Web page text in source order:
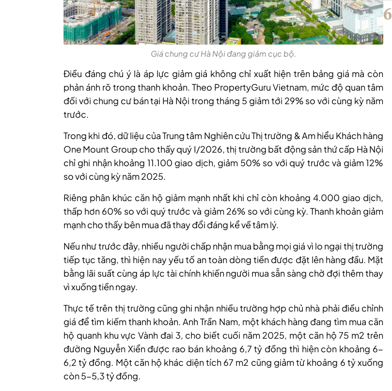
Giá chung cư Hà Nội đang giảm cục bộ.
Điều đáng chú ý là áp lực giảm giá không chỉ xuất hiện trên bảng giá mà còn
phản ánh rõ trong thanh khoản. Theo PropertyGuru Vietnam, mức độ quan tâm
đối với chung cư bán tại Hà Nội trong tháng 5 giảm tới 29% so với cùng kỳ năm
trước.
Trong khi đó, dữ liệu của Trung tâm Nghiên cứu Thị trường & Am hiểu Khách hàng
One Mount Group cho thấy quý I/2026, thị trường bất động sản thứ cấp Hà Nội
chỉ ghi nhận khoảng 11.100 giao dịch, giảm 50% so với quý trước và giảm 12%
so với cùng kỳ năm 2025.
Riêng phân khúc căn hộ giảm mạnh nhất khi chỉ còn khoảng 4.000 giao dịch,
thấp hơn 60% so với quý trước và giảm 26% so với cùng kỳ. Thanh khoản giảm
mạnh cho thấy bên mua đã thay đổi đáng kể về tâm lý.
Nếu như trước đây, nhiều người chấp nhận mua bằng mọi giá vì lo ngại thị trường
tiếp tục tăng, thì hiện nay yếu tố an toàn dòng tiền được đặt lên hàng đầu. Mặt
bằng lãi suất cùng áp lực tài chính khiến người mua sẵn sàng chờ đợi thêm thay
vì xuống tiền ngay.
Thực tế trên thị trường cũng ghi nhận nhiều trường hợp chủ nhà phải điều chỉnh
giá để tìm kiếm thanh khoản. Anh Trần Nam, một khách hàng đang tìm mua căn
hộ quanh khu vực Vành đai 3, cho biết cuối năm 2025, một căn hộ 75 m2 trên
đường Nguyễn Xiển được rao bán khoảng 6,7 tỷ đồng thì hiện còn khoảng 6-
6,2 tỷ đồng. Một căn hộ khác diện tích 67 m2 cũng giảm từ khoảng 6 tỷ xuống
còn 5-5,3 tỷ đồng.
6